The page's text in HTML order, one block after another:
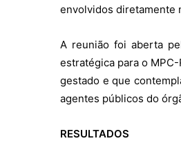
envolvidos diretamente
A reunião foi aberta
estratégica para o
gestado e que
agentes públicos do
RESULTADOS